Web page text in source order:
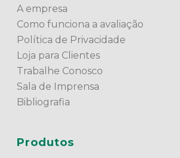
A empresa
Como funciona a avaliação
Política de Privacidade
Loja para Clientes
Trabalhe Conosco
Sala de Imprensa
Bibliografia
Produtos